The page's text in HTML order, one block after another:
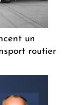
un
routier